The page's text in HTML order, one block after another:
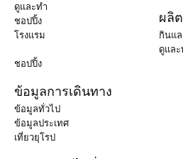
ดูและทำ
ชอปปิ้ง
โรงแรม
ผ
กินแ
ดูและ
ชอปปิ้ง
ข้อมูลการเดินทาง
ข้อมูลทั่วไป
ข้อมูลประเทศ
เที่ยวยุโรป